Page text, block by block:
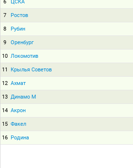
6 ЦСКА
7 Ростов
8 Рубин
9 Оренбург
10 Локомотив
11 Крылья Советов
12 Ахмат
13 Динамо М
14 Акрон
15 Факел
16 Родина